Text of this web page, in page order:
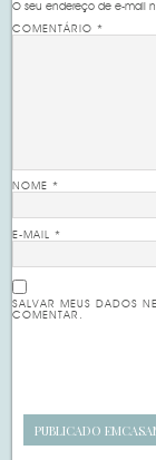
O seu endereço de e-mail
COMENTÁRIO*
NOME*
E-MAIL*
SALVAR MEUS DADOS
COMENTAR.
PUBLICADO EM